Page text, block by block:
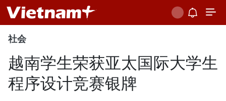
社会
越南学生荣获亚太国际大学生
程序设计竞赛银牌